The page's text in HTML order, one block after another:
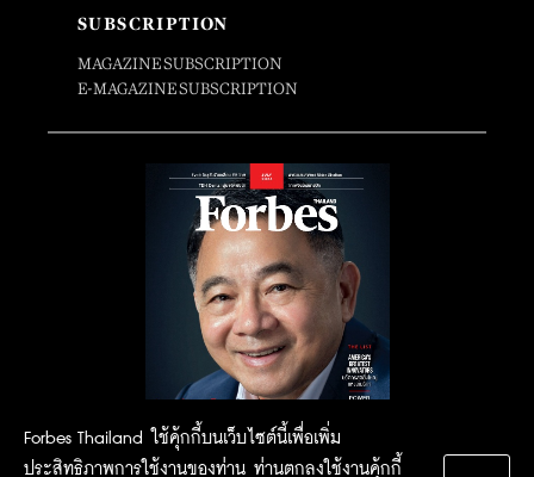
Forbes Thailand ใช้คุ้กกี้บนเว็บไซต์นี้เพื่อเพิ่ม
ประสิทธิภาพการใช้งานของท่าน ท่านตกลงใช้งานคุ้กกี้
SUBSCRIPTION
MAGAZINE SUBSCRIPTION
E-MAGAZINE SUBSCRIPTION